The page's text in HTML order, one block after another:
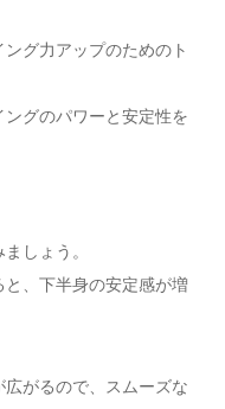
グ力アップのためのト
グのパワーと安定性を
しょう。
、下半身の安定感が増
がるので、スムーズな